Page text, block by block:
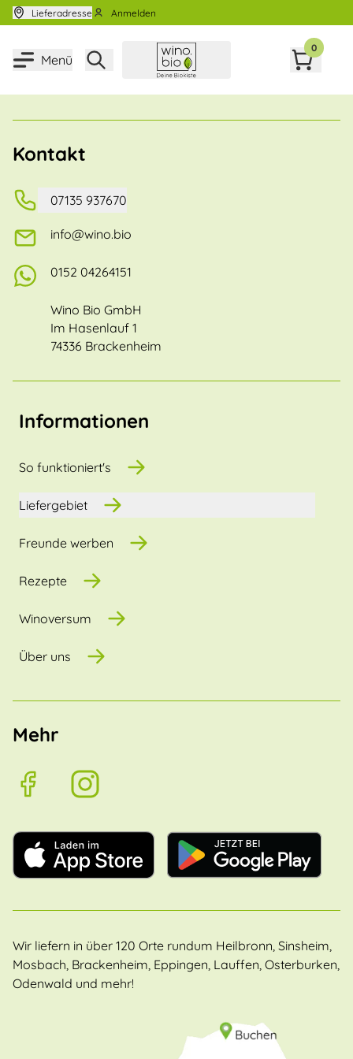
Zum Inhalt springen
Lieferadresse Anmelden
Menü
0
Kontakt
07135 937670
info@wino.bio
0152 04264151
Wino Bio GmbH
Im Hasenlauf 1
74336 Brackenheim
Informationen
So funktioniert's
Liefergebiet
Freunde werben
Rezepte
Winoversum
Über uns
Mehr
Wir liefern in über 120 Orte rundum Heilbronn, Sinsheim,
Mosbach, Brackenheim, Eppingen, Lauffen, Osterburken,
Odenwald und mehr!